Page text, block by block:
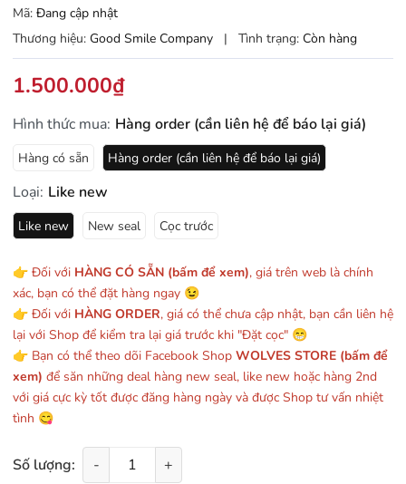
Mã: Đang cập nhật
Thương hiệu: Good Smile Company | Tình trạng: Còn hàng
1.500.000₫
Hình thức mua: Hàng order (cần liên hệ để báo lại giá)
Hàng có sẵn Hàng order (cần liên hệ để báo lại giá)
Loại: Like new
Like new New seal Cọc trước
👉 Đối với HÀNG CÓ SẴN (bấm để xem), giá trên web là chính
xác, bạn có thể đặt hàng ngay 😉
👉 Đối với HÀNG ORDER, giá có thể chưa cập nhật, bạn cần liên hệ
lại với Shop để kiểm tra lại giá trước khi "Đặt cọc" 😁
👉 Bạn có thể theo dõi Facebook Shop WOLVES STORE (bấm để
xem) để săn những deal hàng new seal, like new hoặc hàng 2nd
với giá cực kỳ tốt được đăng hàng ngày và được Shop tư vấn nhiệt
tình 😋
Số lượng: - +